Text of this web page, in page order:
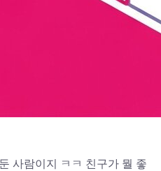
사람이지 ㅋㅋ 친구가 뭘 좋